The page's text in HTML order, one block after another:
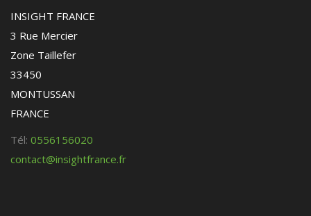
INSIGHT FRANCE
3 Rue Mercier
Zone Taillefer
33450
MONTUSSAN
FRANCE
Tél: 0556156020
contact@insightfrance.fr